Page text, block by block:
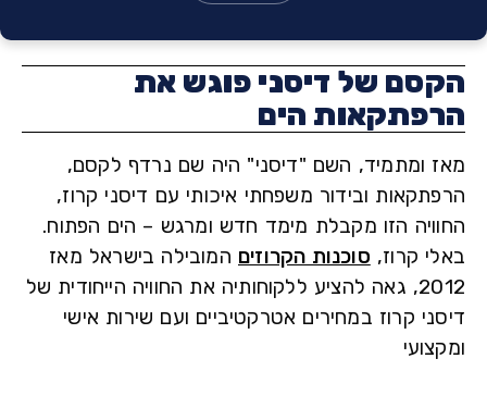
של דיסני פוגש את
הים
ומתמיד, השם "דיסני" היה שם נרדף לקסם,
ובידור משפחתי איכותי עם דיסני קרוז,
הזו מקבלת מימד חדש ומרגש – הים הפתוח.
קרוז, סוכנות הקרוזיםהמובילה בישראל מאז
2012, גאה להציע ללקוחותיה את החוויה הייחודית של
קרוז במחירים אטרקטיביים ועם שירות אישי